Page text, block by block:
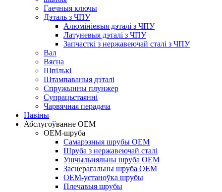
Гаечныя ключы
Дэталь з ЧПУ
Алюмініевыя дэталі з ЧПУ
Латуневыя дэталі з ЧПУ
Запчасткі з нержавеючай сталі з ЧПУ
Вал
Вясна
Шпількі
Штампаваныя дэталі
Спружынны плунжер
Супрацьстаянні
Чарвячная перадача
Навіны
Абслугоўванне OEM
OEM-шруба
Самарэзныя шрубы OEM
Шруба з нержавеючай сталі
Ушчыльняльны шруба OEM
Засцерагальны шруба OEM
OEM-устаноўка шрубы
Плечавыя шрубы